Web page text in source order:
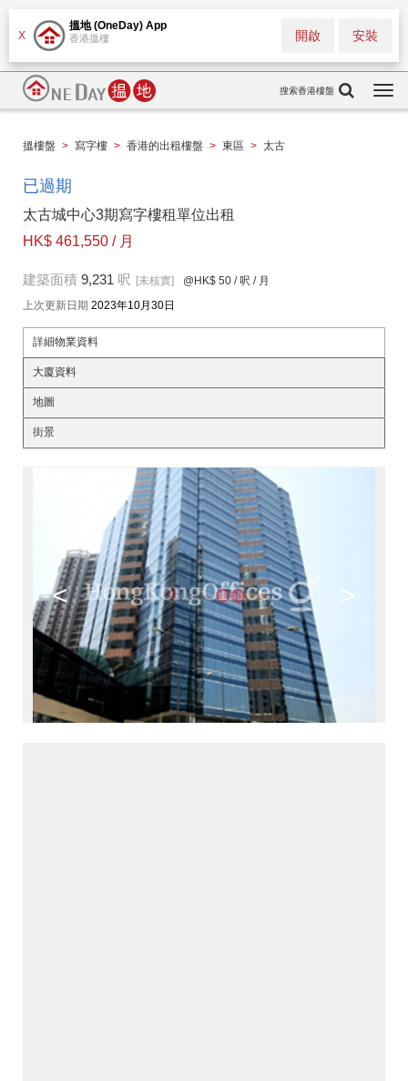
X
搵地 (OneDay) App
香港搵樓 安裝
開啟
搜索香港樓盤
搵樓盤 > 寫字樓 > 香港的出租樓盤 > 東區 > 太古
已過期
太古城中心3期寫字樓租單位出租
HK$ 461,550 / 月
建築面積 9,231 呎 [未核實] @HK$ 50 / 呎 / 月
上次更新日期 2023年10月30日
詳細物業資料
大廈資料
地圖
街景
< >